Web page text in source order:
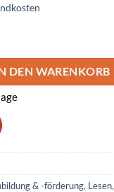
1-5 Menge
DEN WARENKORB
& -förderung, Lesen,